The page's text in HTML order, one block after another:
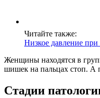
Читайте также:
Низкое давление при
Женщины находятся в
шишек на пальцах стоп. А
Стадии